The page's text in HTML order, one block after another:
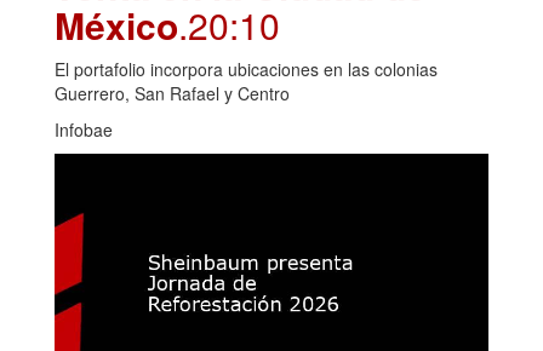
México.20:10
El portafolio incorpora ubicaciones en las colonias
Guerrero, San Rafael y Centro
Infobae